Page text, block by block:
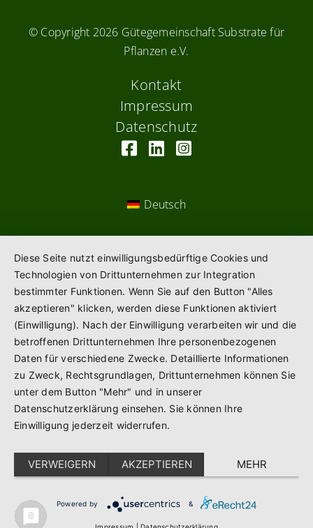
© Copyright 2026 Gütegemeinschaft Substrate für
Pflanzen e.V.
Kontakt
Impressum
Datenschutz
Deutsch
Diese Seite nutzt einwilligungsbedürftige Cookies und
Technologien von Drittunternehmen zur Integration
bestimmter Funktionen. Wenn Sie auf den Button "Alles
akzeptieren" klicken, werden diese Funktionen aktiviert
(Einwilligung). Nach der Einwilligung verarbeiten wir und die
betroffenen Drittunternehmen Ihre personenbezogenen
Daten für verschiedene Zwecke. Detaillierte Informationen
zu Zweck, Rechtsgrundlagen, Drittunternehmen können Sie
unter dem Button "Mehr" und in unserer
Datenschutzerklärung einsehen. Sie können Ihre
Einwilligung jederzeit widerrufen.
VERWEIGERN AKZEPTIEREN MEHR
Powered by &